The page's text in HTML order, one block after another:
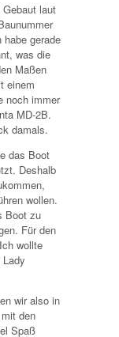
Gebaut laut
gerade
was die
Maßen
einem
noch immer
MD-2B.
damals.
das Boot
Deshalb
wollen.
Boot zu
Für den
wollte
wir also in
den
Spaß